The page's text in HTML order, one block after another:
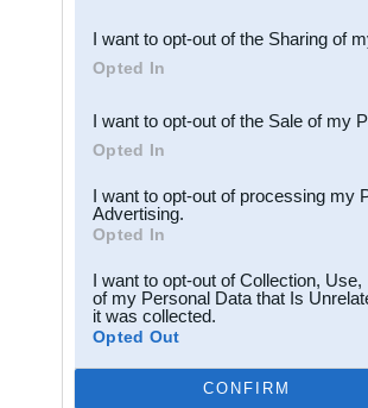
Downstream Participants
third parties.
I want to opt-out of the Sharing of
Opted In
I want to opt-out of the Sale of my
Opted In
I want to opt-out of processing my
Advertising.
Opted In
I want to opt-out of Collection,
of my Personal Data that Is
it was collected.
Opted Out
CONFIRM